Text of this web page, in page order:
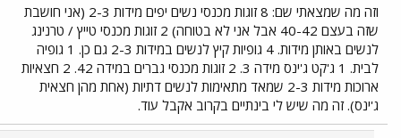
וזה מה שמצאתי שם: 8 זוגות מכנסי נשים יפים מידות 2-3 (אני חושבת
שזה בעצם 40-42 אבל אני לא בטוחה) 2 זוגות מכנסי טייץ / טרנינג
לנשים באותן מידות. 4 גופיות קיץ לנשים במידות 2-3 גם כן. 1 גופיה
לבית. 1 ג'קט ג'ינס מידה 3. 2 זוגות מכנסי גברים במידה 42. 2 חצאיות
ארוכות מידות 2-3 שמאד מתאימות לנשים דתיות (אחת מהן חצאית
ג'ינס). זה מה שיש לי בינתיים בקרוב אקבל עוד.